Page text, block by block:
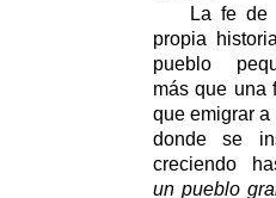
La fe de
propia
pueblo
más que una
que emigrar a
donde se
creciendo
un pueblo